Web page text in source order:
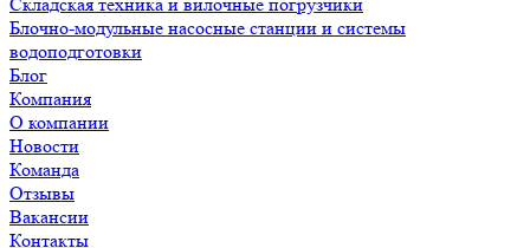
Блочно-модульные насосные станции и системы
водоподготовки
Блог
Компания
О компании
Новости
Команда
Отзывы
Вакансии
Контакты